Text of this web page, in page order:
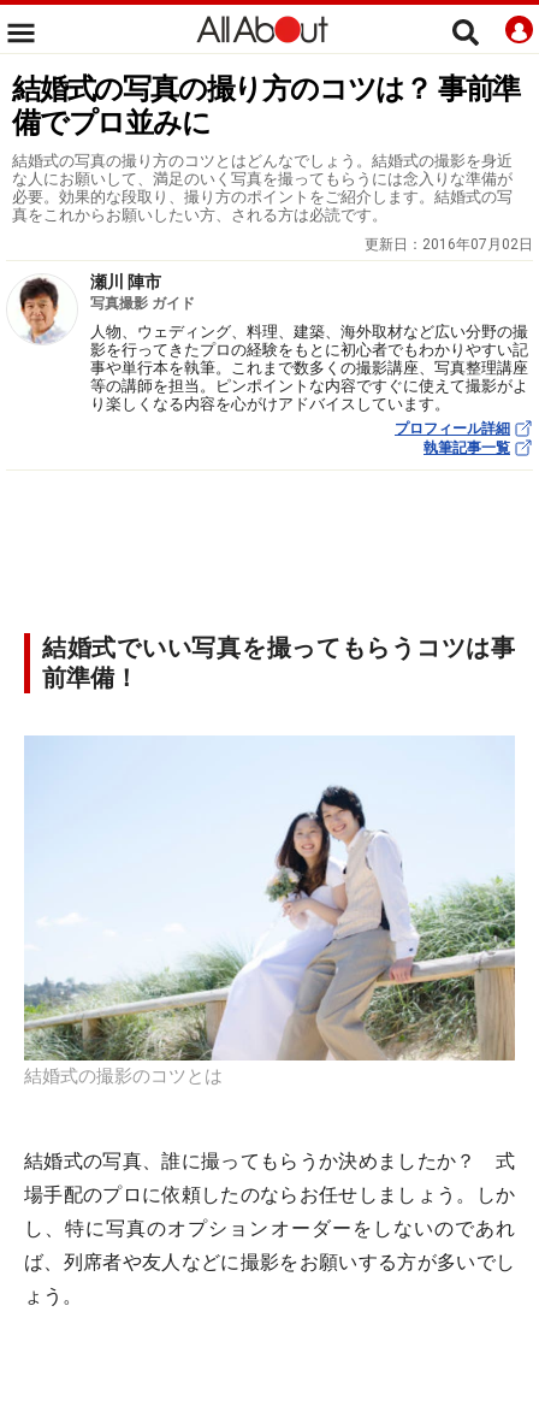
結婚式の写真の撮り方のコツは？ 事前準
備でプロ並みに
結婚式の写真の撮り方のコツとはどんなでしょう。結婚式の撮影を身近
な人にお願いして、満足のいく写真を撮ってもらうには念入りな準備が
必要。効果的な段取り、撮り方のポイントをご紹介します。結婚式の写
真をこれからお願いしたい方、される方は必読です。
更新日： 2016年07月02日
瀬川 陣市
写真撮影 ガイド
人物、ウェディング、料理、建築、海外取材など広い分野の撮
影を行ってきたプロの経験をもとに初心者でもわかりやすい記
事や単行本を執筆。これまで数多くの撮影講座、写真整理講座
等の講師を担当。ピンポイントな内容ですぐに使えて撮影がよ
り楽しくなる内容を心がけアドバイスしています。
プロフィール詳細
執筆記事一覧
結婚式でいい写真を撮ってもらうコツは事
前準備！
結婚式の撮影のコツとは
結婚式の写真、誰に撮ってもらうか決めましたか？ 式
場手配のプロに依頼したのならお任せしましょう。しか
し、特に写真のオプションオーダーをしないのであれ
ば、列席者や友人などに撮影をお願いする方が多いでし
ょう。